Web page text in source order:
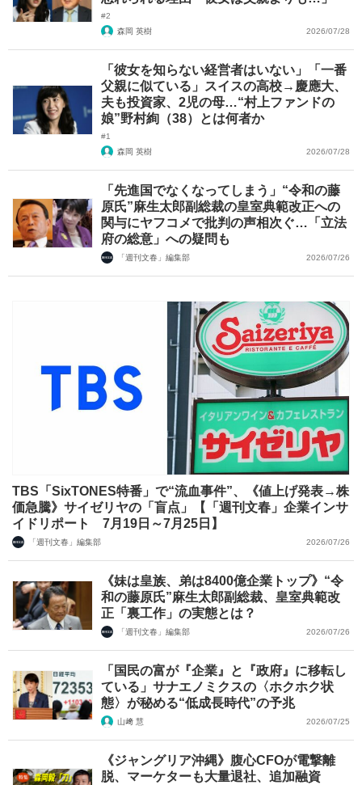
#2
森岡 英樹
2026/07/28
「彼女を知らない経営者はいない」「一番
父親に似ている」スイスの高校→慶應大、
夫も投資家、2児の母…“村上ファンドの
娘”野村絢（38）とは何者か
#1
森岡 英樹
2026/07/28
「先進国でなくなってしまう」“令和の藤
原氏”麻生太郎副総裁の皇室典範改正への
関与にヤフコメで批判の声相次ぐ…「立法
府の総意」への疑問も
「週刊文春」編集部 2026/07/26
TBS「SixTONES特番」で“流血事件”、《値上げ発表→株
価急騰》サイゼリヤの「盲点」【「週刊文春」企業インサ
イドリポート 7月19日～7月25日】
「週刊文春」編集部 2026/07/26
《妹は皇族、弟は8400億企業トップ》“令
和の藤原氏”麻生太郎副総裁、皇室典範改
正「裏工作」の実態とは？
「週刊文春」編集部 2026/07/26
「国民の富が『企業』と『政府』に移転し
ている」サナエノミクスの〈ホクホク状
態〉が秘める“低成長時代”の予兆
山﨑 慧 2026/07/25
《ジャングリア沖縄》腹心CFOが電撃離
脱、マーケターも大量退社、追加融資